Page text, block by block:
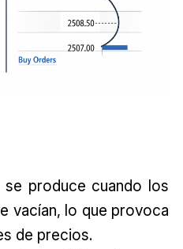
se produce cuando los
vacían, lo que provoca
de precios.